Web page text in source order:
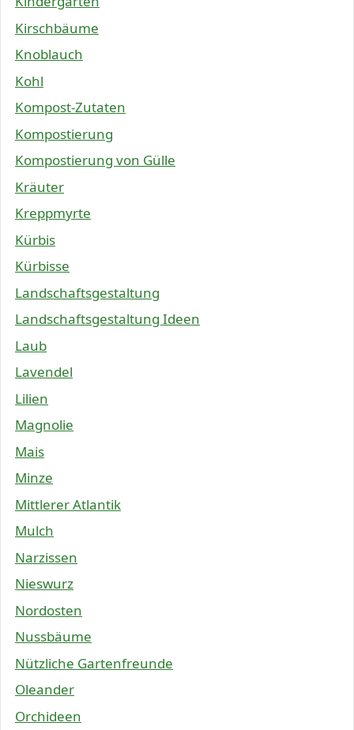
Kirschbäume
Knoblauch
Kohl
Kompost-Zutaten
Kompostierung
Kompostierung von Gülle
Kräuter
Kreppmyrte
Kürbis
Kürbisse
Landschaftsgestaltung
Landschaftsgestaltung Ideen
Laub
Lavendel
Lilien
Magnolie
Mais
Minze
Mittlerer Atlantik
Mulch
Narzissen
Nieswurz
Nordosten
Nussbäume
Nützliche Gartenfreunde
Oleander
Orchideen